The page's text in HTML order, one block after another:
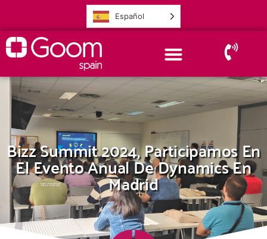
Español
Bizz Summit 2024, Participamos En
El Evento Anual De Dynamics En
Madrid